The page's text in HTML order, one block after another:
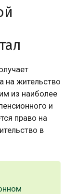
на жительство
из наиболее
и
право на
в